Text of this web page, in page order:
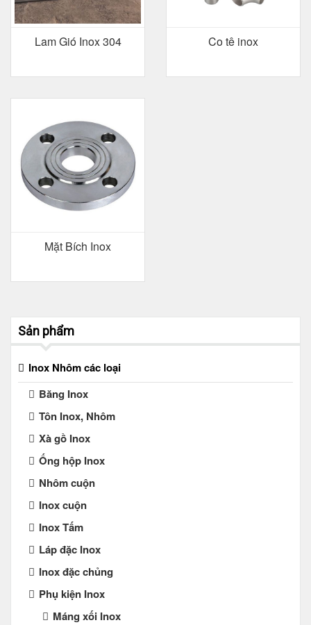
Lam Gió Inox 304 Co tê inox
Mặt Bích Inox
Sản phẩm
Inox Nhôm các loại
Băng Inox
Tôn Inox, Nhôm
Xà gồ Inox
Ống hộp Inox
Nhôm cuộn
Inox cuộn
Inox Tấm
Láp đặc Inox
Inox đặc chủng
Phụ kiện Inox
Máng xối Inox